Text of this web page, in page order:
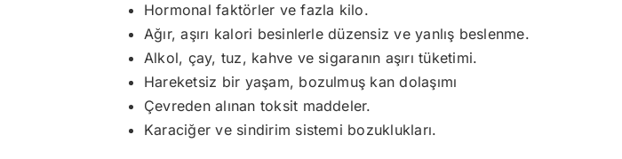
Hormonal faktörler ve fazla kilo.
Ağır, aşırı kalori besinlerle düzensiz ve yanlış beslenme.
Alkol, çay, tuz, kahve ve sigaranın aşırı tüketimi.
Hareketsiz bir yaşam, bozulmuş kan dolaşımı
Çevreden alınan toksit maddeler.
Karaciğer ve sindirim sistemi bozuklukları.